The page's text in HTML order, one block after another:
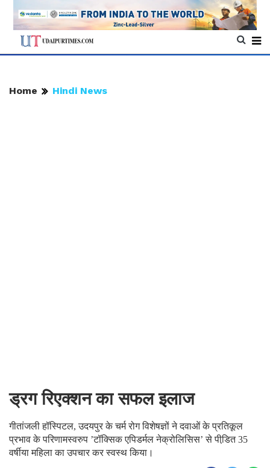
Home Hindi News
ड्रग रिएक्शन का सफल इलाज
गीतांजली हॉस्पिटल, उदयपुर के चर्म रोग विशेषज्ञों ने दवाओं के प्रतिकूल
प्रभाव के परिणामस्वरुप ’टॉक्सिक एपिडर्मल नेक्रोलिसिस’ से पीडि़त 35
वर्षीया महिला का उपचार कर स्वस्थ किया।